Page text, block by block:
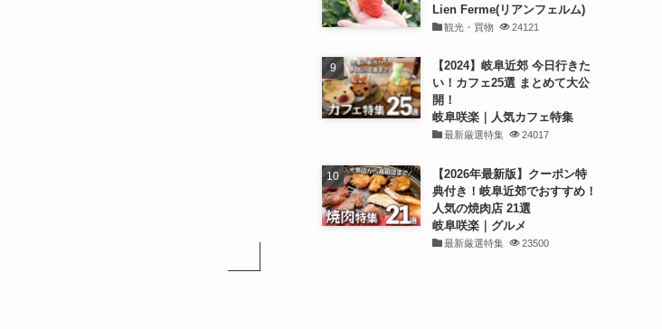
Lien Ferme(リアンフェルム)
観光・買物 24121
【2024】岐阜近郊 今日行きた
い！カフェ25選 まとめて大公
開！
岐阜咲楽｜人気カフェ特集
最新厳選特集 24017
【2026年最新版】クーポン特
典付き！岐阜近郊でおすすめ！
人気の焼肉店 21選
岐阜咲楽｜グルメ
最新厳選特集 23500